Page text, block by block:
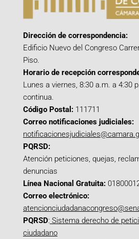
Dirección de correspondencia:
Edificio Nuevo del Congreso
Piso.
Horario de recepción
Lunes a viernes, 8:30 a.m. a 4:30
continua.
Código Postal: 111711
Correo notificaciones judiciales:
PQRSD:
Atención peticiones, quejas,
denuncias
Línea Nacional Gratuita:
Correo electrónico:
PQRSD: Sistema derecho de
ciudadano